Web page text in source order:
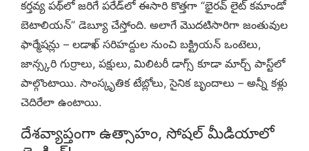
కర్తవ్య పథ్‌లో జరిగే పరేడ్‌లో ఈసారి కొత్తగా “భైరవ్ లైట్ కమాండో
బెటాలియన్” డెబ్యూ చేస్తోంది. అలాగే మొదటిసారిగా జంతువుల
ఫార్మేషన్లు – లడాఖ్ సరిహద్దుల నుంచి బక్ట్రియన్ ఒంటెలు,
జాన్స్కరి గుర్రాలు, పక్షులు, మిలిటరీ డాగ్స్ కూడా మార్చ్ పాస్ట్‌లో
పాల్గొంటాయి. సాంస్కృతిక టేబ్లోలు, సైనిక బృందాలు – అన్నీ కళ్లు
చెదిరేలా ఉంటాయి.
దేశవ్యాప్తంగా ఉత్సాహం, సోషల్ మీడియాలో